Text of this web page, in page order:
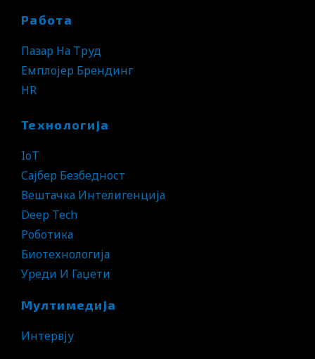
Работа
Пазар На Труд
Емплојер Брендинг
HR
Технологија
IoT
Сајбер Безбедност
Вештачка Интелигенција
Deep Tech
Роботика
Биотехнологија
Уреди И Гаџети
Мултимедија
Интервју